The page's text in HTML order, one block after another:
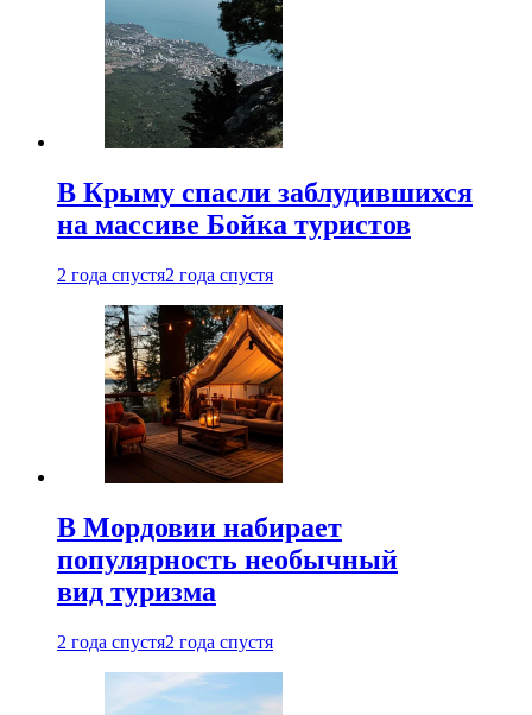
В Крыму спасли заблудившихся
на массиве Бойка туристов
2 года спустя2 года спустя
В Мордовии набирает
популярность необычный
вид туризма
2 года спустя2 года спустя